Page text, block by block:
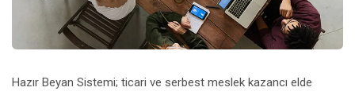
Hazır Beyan Sistemi; ticari ve serbest meslek kazancı elde